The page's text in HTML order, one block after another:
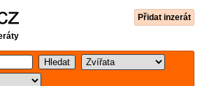
Přidat inzerát